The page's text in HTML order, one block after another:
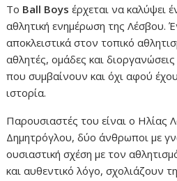
Το Ball Boys έρχεται να καλύψει
αθλητική ενημέρωση της Λέσβου.
αποκλειστικά στον τοπικό
αθλητές, ομάδες και
που συμβαίνουν και όχι αφού
ιστορία.
Παρουσιαστές του είναι ο Ηλίας
Δημητρόγλου, δύο άνθρωποι με
ουσιαστική σχέση με τον
και αυθεντικό λόγο, σχολιάζουν